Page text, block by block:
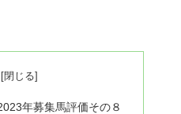
年募集馬評価その８